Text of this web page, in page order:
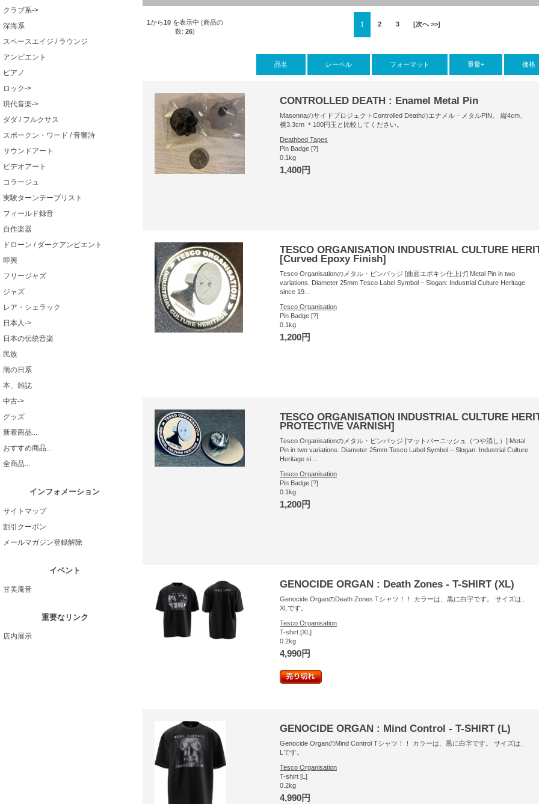
クラブ系->
深海系
スペースエイジ / ラウンジ
アンビエント
ピアノ
ロック->
現代音楽->
ダダ / フルクサス
スポークン・ワード / 音響詩
サウンドアート
ビデオアート
コラージュ
実験ターンテーブリスト
フィールド録音
自作楽器
ドローン / ダークアンビエント
即興
フリージャズ
ジャズ
レア・シェラック
日本人->
日本の伝統音楽
民族
雨の日系
本、雑誌
中古->
グッズ
新着商品...
おすすめ商品...
全商品...
インフォメーション
サイトマップ
割引クーポン
メールマガジン登録解除
イベント
甘美庵音
重要なリンク
店内展示
1 2 3 [次へ >>]
1から10 を表示中 (商品の
数:26)
品名 レーベル フォーマット 重量+ 価格
CONTROLLED DEATH : Enamel Metal Pin
MasonnaのサイドプロジェクトControlled Deathのエナメル・メタルPIN。 縦4cm、
横3.3cm ＊100円玉と比較してください。
Deathbed Tapes
Pin Badge [?]
0.1kg
1,400円
TESCO ORGANISATION INDUSTRIAL CULTURE
[Curved Epoxy Finish]
Tesco Organisationのメタル・ピンバッジ [曲面エポキシ仕上げ] Metal Pin in two
variations. Diameter 25mm Tesco Label Symbol – Slogan: Industrial Culture Heritage
since 19...
Tesco Organisation
Pin Badge [?]
0.1kg
1,200円
TESCO ORGANISATION INDUSTRIAL CULTURE
PROTECTIVE VARNISH]
Tesco Organisationのメタル・ピンバッジ [マットバーニッシュ（つや消し）] Metal
Pin in two variations. Diameter 25mm Tesco Label Symbol – Slogan: Industrial Culture
Heritage si...
Tesco Organisation
Pin Badge [?]
0.1kg
1,200円
GENOCIDE ORGAN : Death Zones - T-SHIRT (XL)
Genocide OrganのDeath Zones Tシャツ！！ カラーは、黒に白字です。 サイズは、
XLです。
Tesco Organisation
T-shirt [XL]
0.2kg
4,990円
GENOCIDE ORGAN : Mind Control - T-SHIRT (L)
Genocide OrganのMind Control Tシャツ！！ カラーは、黒に白字です。 サイズは、
Lです。
Tesco Organisation
T-shirt [L]
0.2kg
4,990円